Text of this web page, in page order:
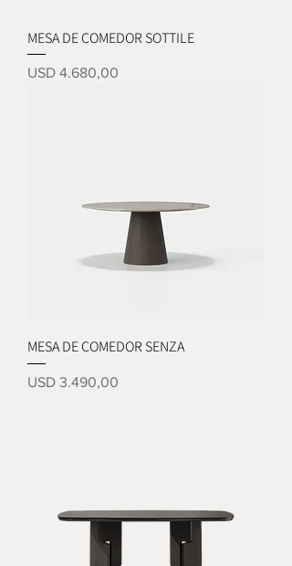
MESA DE COMEDOR SOTTILE
Precio
USD 4.680,00
MESA DE COMEDOR SENZA
Precio
USD 3.490,00